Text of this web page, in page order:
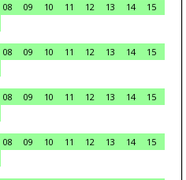
08 09 10 11 12 13 14
15
08 09 10 11 12 13 14
15
08 09 10 11 12 13 14
15
08 09 10 11 12 13 14
15